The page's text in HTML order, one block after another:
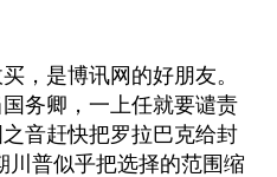
，是博讯网的好朋友。
务卿，一上任就要谴责
音赶快把罗拉巴克给封
川普似乎把选择的范围缩